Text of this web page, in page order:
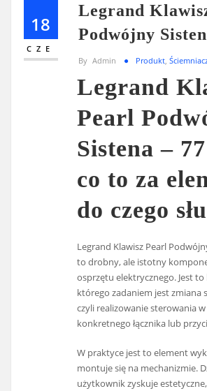
18
CZE
Legrand
Podwójny
By Admin Produkt
Legrand
Pearl
Sistena –
co to za
do czego
Legrand Klawisz Pearl
to drobny, ale istotny
osprzętu elektrycznego. Jest to
którego zadaniem jest zmiana
czyli realizowanie sterowania
konkretnego łącznika lub
W praktyce jest to element
montuje się na mechanizmie.
użytkownik zyskuje